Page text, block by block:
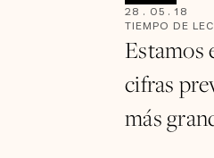
28 . 05 . 18
TIEMPO DE
Estamos
cifras
más